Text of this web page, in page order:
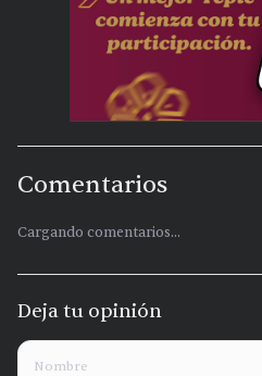
Comentarios
Cargando comentarios...
Deja tu opinión
Nombre